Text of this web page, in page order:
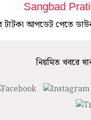
Sangbad
টাটকা আপডেট পেতে
নিয়মিত খবরে